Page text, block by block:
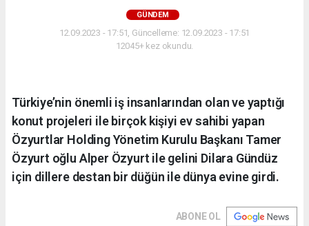
GÜNDEM
12.09.2023 - 17:51, Güncelleme: 12.09.2023 - 17:51
12045+ kez okundu.
Türkiye’nin önemli iş insanlarından olan ve yaptığı
konut projeleri ile birçok kişiyi ev sahibi yapan
Özyurtlar Holding Yönetim Kurulu Başkanı Tamer
Özyurt oğlu Alper Özyurt ile gelini Dilara Gündüz
için dillere destan bir düğün ile dünya evine girdi.
ABONE OL